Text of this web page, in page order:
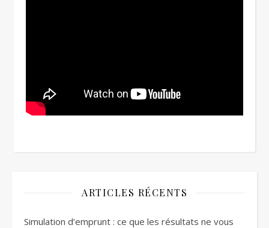
ARTICLES RÉCENTS
Simulation d’emprunt : ce que les résultats ne vous